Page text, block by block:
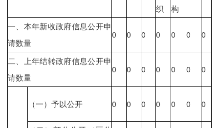
织
构
一、本年新收政府信息公开申
请数量
0 0 0 0 0 0 0
二、上年结转政府信息公开申
请数量
0 0 0 0 0 0 0
（一）予以公开 0 0 0 0 0 0 0